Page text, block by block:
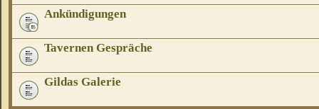
Ankündigungen
Tavernen Gespräche
Gildas Galerie